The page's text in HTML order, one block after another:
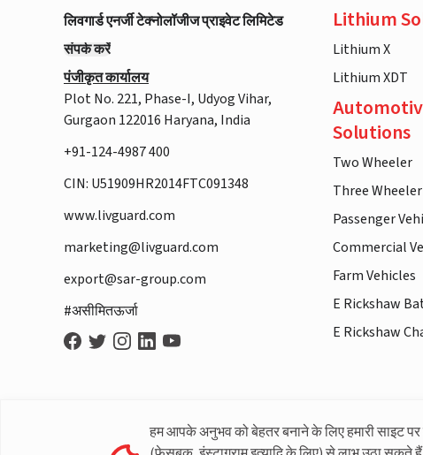
लिवगार्ड एनर्जी टेक्नोलॉजीज प्राइवेट लिमिटेड
संपर्क करें
पंजीकृत कार्यालय
Plot No. 221, Phase-I, Udyog Vihar,
Gurgaon 122016 Haryana, India
+91-124-4987 400
CIN: U51909HR2014FTC091348
www.livguard.com
marketing@livguard.com
export@sar-group.com
#असीमितऊर्जा
Lithium
Lithium X
Lithium XDT
Solutions
Two Wheeler
Three Wheeler
Passenger
Commercial
Farm Vehicles
E Rickshaw
E Rickshaw
हम आपके अनुभव को बेहतर बनाने के लिए हमारी साइट